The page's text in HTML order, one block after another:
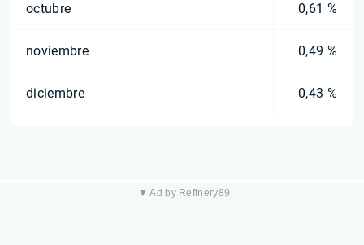
octubre 0,61 %
noviembre 0,49 %
diciembre 0,43 %
▼ Ad by Refinery89